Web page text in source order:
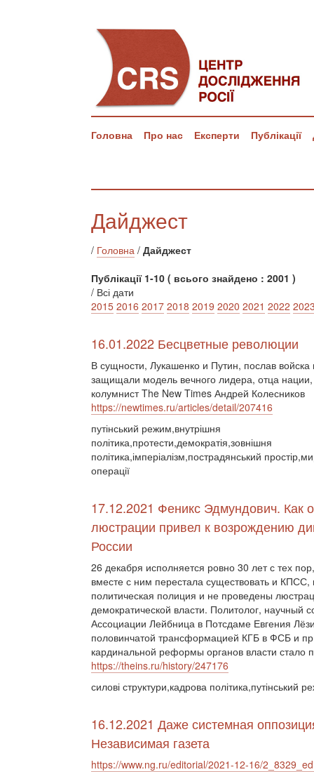
Головна Про нас Експерти Публікації
Дайджест
/ Головна / Дайджест
Публікації 1-10 ( всього знайдено : 2001 )
/ Всі дати
2015 2016 2017 2018 2019 2020 2021 2022
16.01.2022 Бесцветные революции
В сущности, Лукашенко и Путин, послав войска
защищали модель вечного лидера, отца нации,
колумнист The New Times Андрей Колесников
https://newtimes.ru/articles/detail/207416
путінський режим,внутрішня
політика,протести,демократія,зовнішня
політика,імперіалізм,пострадянський
операції
17.12.2021 Феникс Эдмундович. Как
люстрации привел к возрождению
России
26 декабря исполняется ровно 30 лет с тех
вместе с ним перестала существовать и
политическая полиция и не проведены
демократической власти. Политолог, научный
Ассоциации Лейбница в Потсдаме Евгения
половинчатой трансформацией КГБ в ФСБ и
кардинальной реформы органов власти стало
https://theins.ru/history/247176
силові структури,кадрова політика,путінський
16.12.2021 Даже системная
Независимая газета
https://www.ng.ru/editorial/2021-12-16/